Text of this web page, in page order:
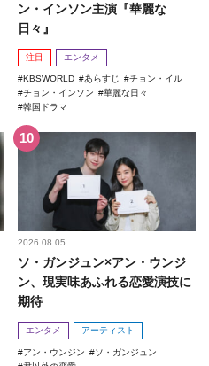
ン・インソン主演『華麗な
日々』
注目 エンタメ
KBSWORLD あらすじ
チョン・イル
チョン・インソン
華麗な日々
韓国ドラマ
2026.08.05
ソ・ガンジュン×アン・ウンジ
ン、現実味あふれる恋愛演技に
期待
エンタメ アーティスト
アン・ウンジン
ソ・ガンジュン